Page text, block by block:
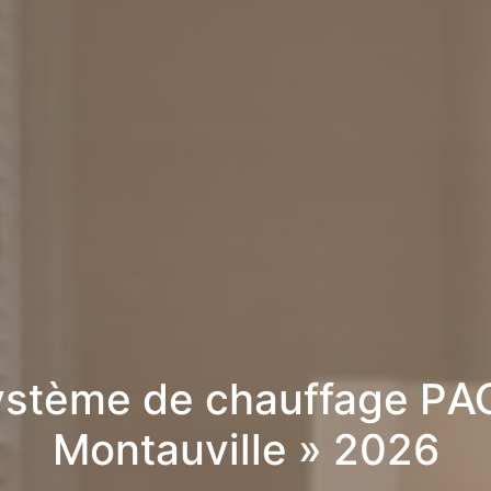
de chauffage
Montauville » 2026